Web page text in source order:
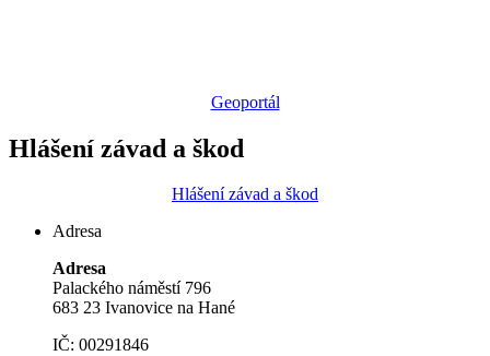
Geoportál
Hlášení závad a škod
Hlášení závad a škod
Adresa
Adresa
Palackého náměstí 796
683 23 Ivanovice na Hané
IČ: 00291846